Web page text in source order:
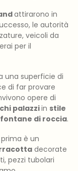
attirarono in
le autorità
veicoli da
per il
una superficie di
di far provare
opere di
palazziin stile
fontane di roccia.
è un
decorate
pezzi tubolari